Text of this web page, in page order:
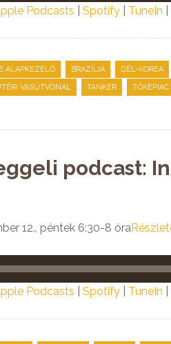
Podcasts Spotify TuneIn
ALAPKEZELŐ , BRAZÍLIA , DÉL-KOREA ,
VASÚTVONAL , TANKER , TŐKEPIAC
podcast:
12., péntek 6:30-8 óra
Podcasts Spotify TuneIn